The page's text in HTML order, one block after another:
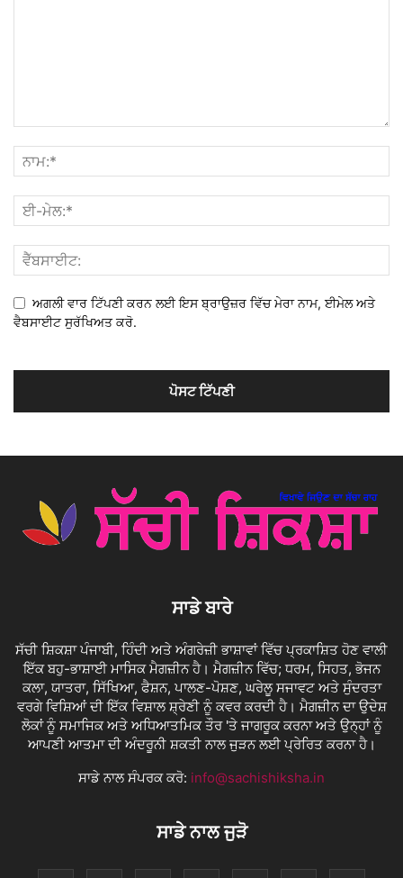
ਅਗਲੀ ਵਾਰ ਟਿੱਪਣੀ ਕਰਨ ਲਈ ਇਸ ਬ੍ਰਾਉਜ਼ਰ ਵਿੱਚ ਮੇਰਾ ਨਾਮ, ਈਮੇਲ ਅਤੇ
ਵੈਬਸਾਈਟ ਸੁਰੱਖਿਅਤ ਕਰੋ.
ਸਾਡੇ ਬਾਰੇ
ਸੱਚੀ ਸ਼ਿਕਸ਼ਾ ਪੰਜਾਬੀ, ਹਿੰਦੀ ਅਤੇ ਅੰਗਰੇਜ਼ੀ ਭਾਸ਼ਾਵਾਂ ਵਿੱਚ ਪ੍ਰਕਾਸ਼ਿਤ ਹੋਣ ਵਾਲੀ
ਇੱਕ ਬਹੁ-ਭਾਸ਼ਾਈ ਮਾਸਿਕ ਮੈਗਜ਼ੀਨ ਹੈ। ਮੈਗਜ਼ੀਨ ਵਿੱਚ; ਧਰਮ, ਸਿਹਤ, ਭੋਜਨ
ਕਲਾ, ਯਾਤਰਾ, ਸਿੱਖਿਆ, ਫੈਸ਼ਨ, ਪਾਲਣ-ਪੋਸ਼ਣ, ਘਰੇਲੂ ਸਜਾਵਟ ਅਤੇ ਸੁੰਦਰਤਾ
ਵਰਗੇ ਵਿਸ਼ਿਆਂ ਦੀ ਇੱਕ ਵਿਸ਼ਾਲ ਸ਼੍ਰੇਣੀ ਨੂੰ ਕਵਰ ਕਰਦੀ ਹੈ। ਮੈਗਜ਼ੀਨ ਦਾ ਉਦੇਸ਼
ਲੋਕਾਂ ਨੂੰ ਸਮਾਜਿਕ ਅਤੇ ਅਧਿਆਤਮਿਕ ਤੌਰ 'ਤੇ ਜਾਗਰੂਕ ਕਰਨਾ ਅਤੇ ਉਨ੍ਹਾਂ ਨੂੰ
ਆਪਣੀ ਆਤਮਾ ਦੀ ਅੰਦਰੂਨੀ ਸ਼ਕਤੀ ਨਾਲ ਜੁੜਨ ਲਈ ਪ੍ਰੇਰਿਤ ਕਰਨਾ ਹੈ।
ਸਾਡੇ ਨਾਲ ਸੰਪਰਕ ਕਰੋ: info@sachishiksha.in
ਸਾਡੇ ਨਾਲ ਜੁੜੋ